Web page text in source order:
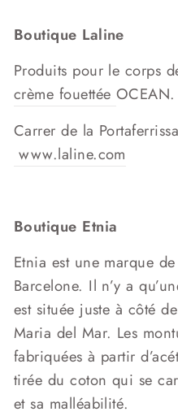
Boutique Laline
Produits pour le corps
crème fouettée OCEAN.
Carrer de la
www.laline.com
Boutique Etnia
Etnia est une marque
Barcelone. Il n’y a
est située juste à côté
Maria del Mar. Les
fabriquées à partir
tirée du coton qui se
et sa malléabilité.